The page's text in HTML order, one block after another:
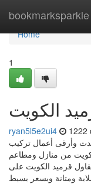
bookmarksparkle
Home
Home
1
الكويت
ryan5l5e2ui4 1222
وأرقى أعمال تركيب
من منازل ومطاعم
قرميد الكويت على
ومتانة وبسعر بسيط